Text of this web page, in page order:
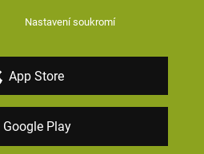
Nastavení soukromí
App Store
Google Play